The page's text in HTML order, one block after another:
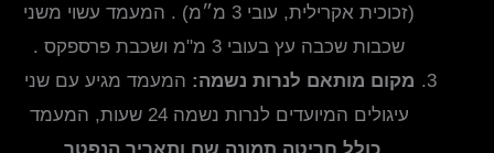
(זכוכית אקרילית, עובי 3 מ״מ) . המעמד עשוי משני
שכבות שכבה עץ בעובי 3 מ"מ ושכבת פרספקס .
מקום מותאם לנרות נשמה: המעמד מגיע עם שני
עיגולים המיועדים לנרות נשמה 24 שעות, המעמד
כולל חריטה תמונה שם ותאריך הנפטר